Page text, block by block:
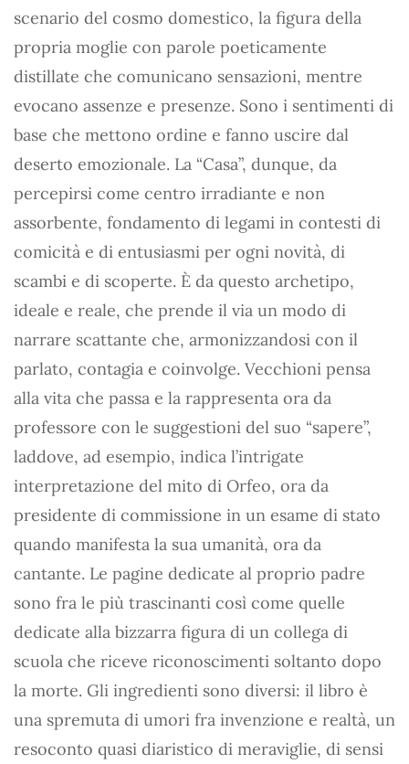
scenario del cosmo domestico, la figura della
propria moglie con parole poeticamente
distillate che comunicano sensazioni, mentre
evocano assenze e presenze. Sono i sentimenti di
base che mettono ordine e fanno uscire dal
deserto emozionale. La “Casa”, dunque, da
percepirsi come centro irradiante e non
assorbente, fondamento di legami in contesti di
comicità e di entusiasmi per ogni novità, di
scambi e di scoperte. È da questo archetipo,
ideale e reale, che prende il via un modo di
narrare scattante che, armonizzandosi con il
parlato, contagia e coinvolge. Vecchioni pensa
alla vita che passa e la rappresenta ora da
professore con le suggestioni del suo “sapere”,
laddove, ad esempio, indica l’intrigate
interpretazione del mito di Orfeo, ora da
presidente di commissione in un esame di stato
quando manifesta la sua umanità, ora da
cantante. Le pagine dedicate al proprio padre
sono fra le più trascinanti così come quelle
dedicate alla bizzarra figura di un collega di
scuola che riceve riconoscimenti soltanto dopo
la morte. Gli ingredienti sono diversi: il libro è
una spremuta di umori fra invenzione e realtà, un
resoconto quasi diaristico di meraviglie, di sensi